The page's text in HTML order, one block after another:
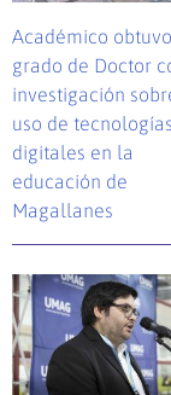
Académico obtuvo
grado de Doctor
investigación
uso de tecnologías
digitales en la
educación de
Magallanes